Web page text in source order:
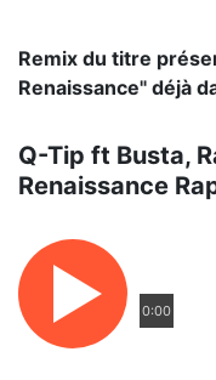
Remix du titre
Renaissance" déjà
Q-Tip ft Busta,
Renaissance
0:00